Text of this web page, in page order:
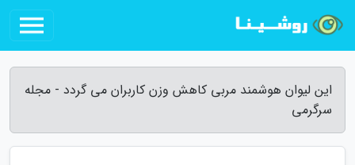
این لیوان هوشمند مربی کاهش وزن کاربران می گردد - مجله
سرگرمی